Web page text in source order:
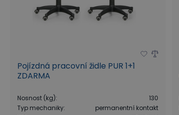
Pojízdná pracovní židle PUR 1+1
ZDARMA
Nosnost (kg):
130
Typ mechaniky:
permanentní kontakt